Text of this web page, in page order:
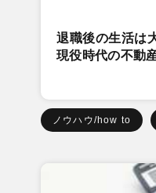
退職後の生活は
現役時代の不動
ノウハウ/how to